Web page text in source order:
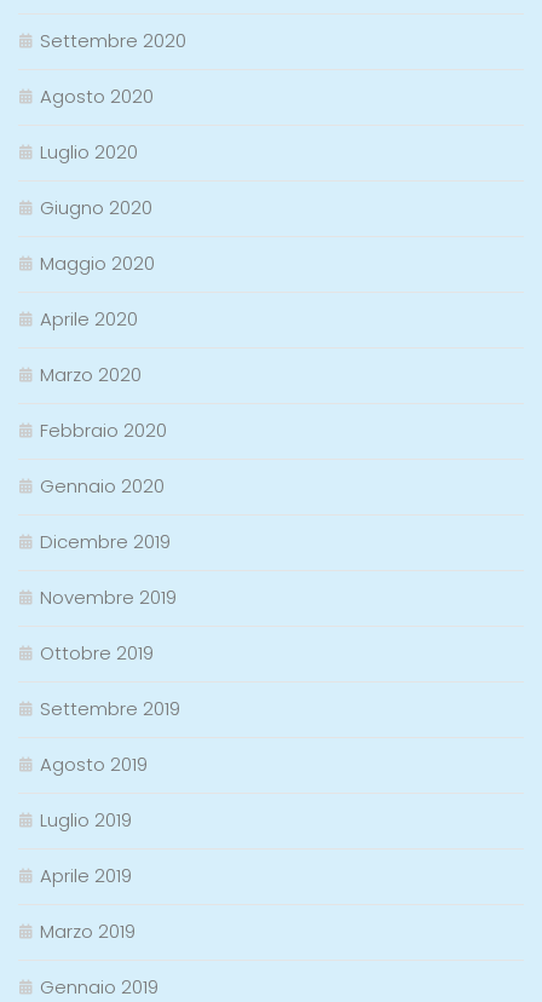
Settembre 2020
Agosto 2020
Luglio 2020
Giugno 2020
Maggio 2020
Aprile 2020
Marzo 2020
Febbraio 2020
Gennaio 2020
Dicembre 2019
Novembre 2019
Ottobre 2019
Settembre 2019
Agosto 2019
Luglio 2019
Aprile 2019
Marzo 2019
Gennaio 2019